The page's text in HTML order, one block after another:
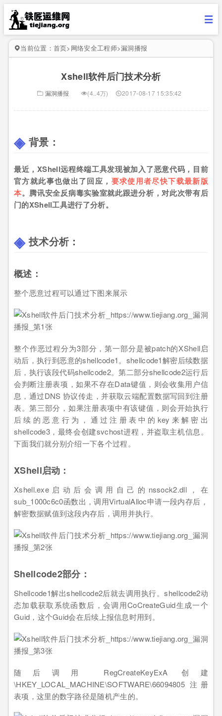
当前位置： 首页> 网络安全工程师>漏洞播报
Xshell软件后门技术分析
漏洞播报 (4..4万) 2017-08-17 15:35:42
背景：
最近，XShell远程终端工具发现被加入了恶意代码，目前
官方就此事也做出了回应， 要求使用者尽快下载最新版
本。腾讯安全反病毒实验室就此跟进分析，对此次带有后
门的XShell工具进行了分析。
技术分析：
概述：
整个恶意过程可以通过下图来展示
整个作恶过程分为3部分，第一部分是被patch的XShell启
动后，执行到恶意的shellcode1。shellcode1解密后续数据
后，执行该段代码shellcode2。第二部分shellcode2运行后
会判断注册表项，如果不存在Data键值，则会收集用户信
息，通过DNS 协议传走，并获取云端配置数据写回到注册
表。第三部分，如果注册表项中有该键值，则会开始执行
后续的恶意行为，通过注册表中的key来解密出
shellcode3，最终会创建svchost进程，并盗取主机信息。
下面我们就分别介绍一下各个过程。
XShell启动：
Xshell.exe启动后会调用自己的nssock2.dll，在
sub_1000c6c0函数出，调用VirtualAlloc申请一段内存后，
解密数据赋值到这段内存后，调用并执行。
Shellcode2部分：
Shellcode1解出shellcode2后就去调用执行。shellcode2动
态加载获取系统函数后，会调用CoCreateGuid生成一个
Guid，这个Guid会在后续上报信息时用到。
随后调用 RegCreateKeyExA 创建
\HKEY_LOCAL_MACHINE\SOFTWARE\66094805 注册
表项，这里的数字路径是随机产生的。